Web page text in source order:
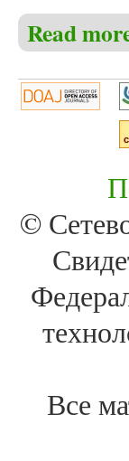
Read
©
Все